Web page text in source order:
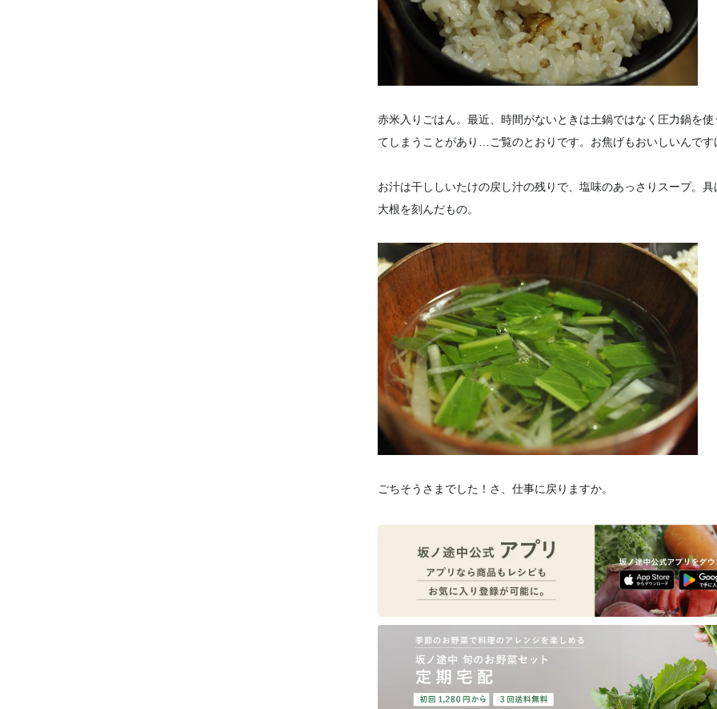
赤米入りごはん。最近、時間がないときは土鍋ではなく圧力鍋を
てしまうことがあり…ご覧のとおりです。お焦げもおいしいんです
お汁は干ししいたけの戻し汁の残りで、塩味のあっさりスープ。
大根を刻んだもの。
ごちそうさまでした！さ、仕事に戻りますか。